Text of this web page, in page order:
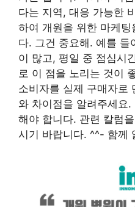
다는 지역, 대응 가능한
하여 개원을 위한 마케
다. 그건 중요해. 예를 들
이 많고, 평일 중 점심시
로 이 점을 노리는 것이
소비자를 실제 구매자로
와 차이점을 알려주세요
해야 합니다. 관련 칼럼
시기 바랍니다. ^^- 함께